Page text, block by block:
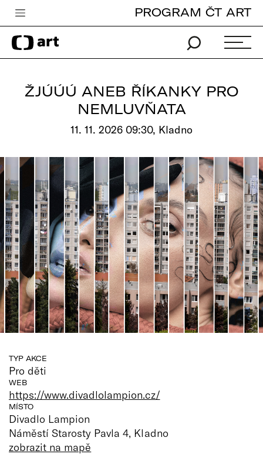
Česká televize
Zpravodajství
Vše o ČT
PROGRAM ČT ART
ŽJÚÚÚ ANEB ŘÍKANKY PRO
NEMLUVŇATA
11. 11. 2026 09:30, Kladno
TYP AKCE
Pro děti
WEB
https://www.divadlolampion.cz/
MÍSTO
Divadlo Lampion
Náměstí Starosty Pavla 4, Kladno
zobrazit na mapě